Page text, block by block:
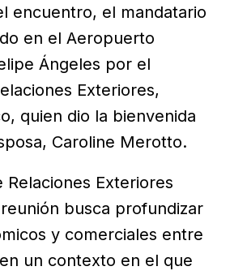
encuentro, el mandatario
en el Aeropuerto
Ángeles por el
Exteriores,
quien dio la bienvenida
Caroline Merotto.
Relaciones Exteriores
busca profundizar
y comerciales entre
un contexto en el que